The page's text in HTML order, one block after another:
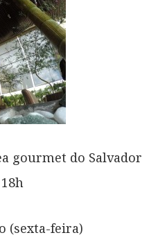
gourmet do Salvador
(sexta-feira)